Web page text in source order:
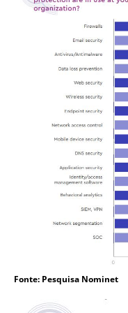
Fonte: Pesquisa Nominet